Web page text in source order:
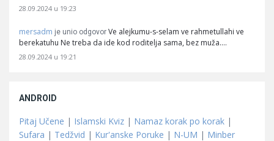
28.09.2024 u 19:23
mersadm je unio odgovor Ve alejkumu-s-selam ve rahmetullahi ve
berekatuhu Ne treba da ide kod roditelja sama, bez muža.…
28.09.2024 u 19:21
ANDROID
Pitaj Učene | Islamski Kviz | Namaz korak po korak |
Sufara | Tedžvid | Kur'anske Poruke | N-UM | Minber